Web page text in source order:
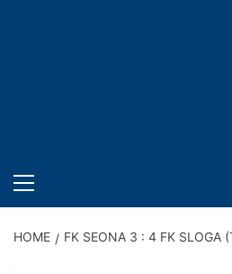
MENU
HOME FK SEONA 3 : 4 FK SLOGA